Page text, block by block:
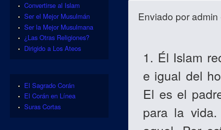
Enviado poradmin
1. Él Islam
e igual del
El es el
para la
Convertirse al Islam
Ser el Mejor Musulmán
Ser la Mejor Musulmana
¿Las Otras Religiones?
Dirigido a Los Ateos
El Sagrado Corán
El Corán en Línea
Suras Cortas